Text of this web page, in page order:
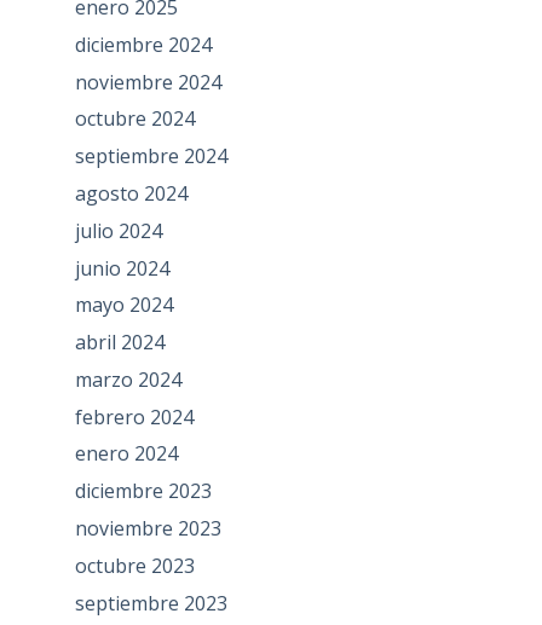
enero 2025
diciembre 2024
noviembre 2024
octubre 2024
septiembre 2024
agosto 2024
julio 2024
junio 2024
mayo 2024
abril 2024
marzo 2024
febrero 2024
enero 2024
diciembre 2023
noviembre 2023
octubre 2023
septiembre 2023